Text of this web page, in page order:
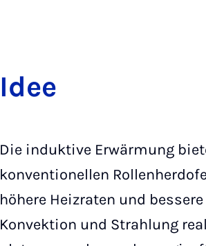
Idee
Die induktive Erwärmung
konventionellen
höhere Heizraten und
Konvektion und Strahlung